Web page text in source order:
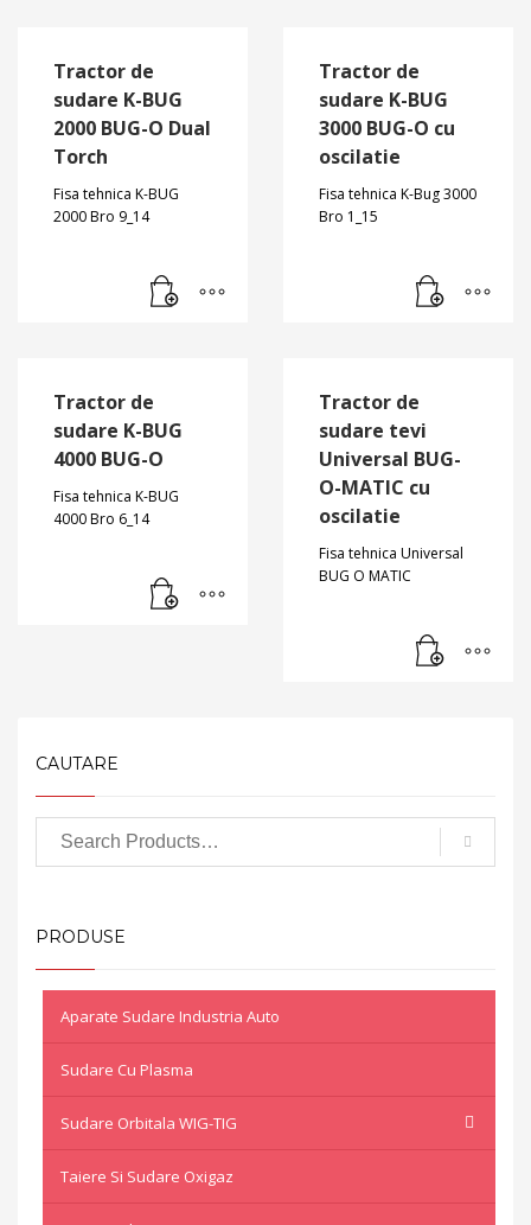
Tractor de
sudare K-BUG
2000 BUG-O Dual
Torch
Fisa tehnica K-BUG
2000 Bro 9_14
Tractor de
sudare K-BUG
3000 BUG-O cu
oscilatie
Fisa tehnica K-Bug 3000
Bro 1_15
Tractor de
sudare K-BUG
4000 BUG-O
Fisa tehnica K-BUG
4000 Bro 6_14
Tractor de
sudare tevi
Universal BUG-
O-MATIC cu
oscilatie
Fisa tehnica Universal
BUG O MATIC
CAUTARE
PRODUSE
Aparate Sudare Industria Auto
Sudare Cu Plasma
Sudare Orbitala WIG-TIG
Taiere Si Sudare Oxigaz